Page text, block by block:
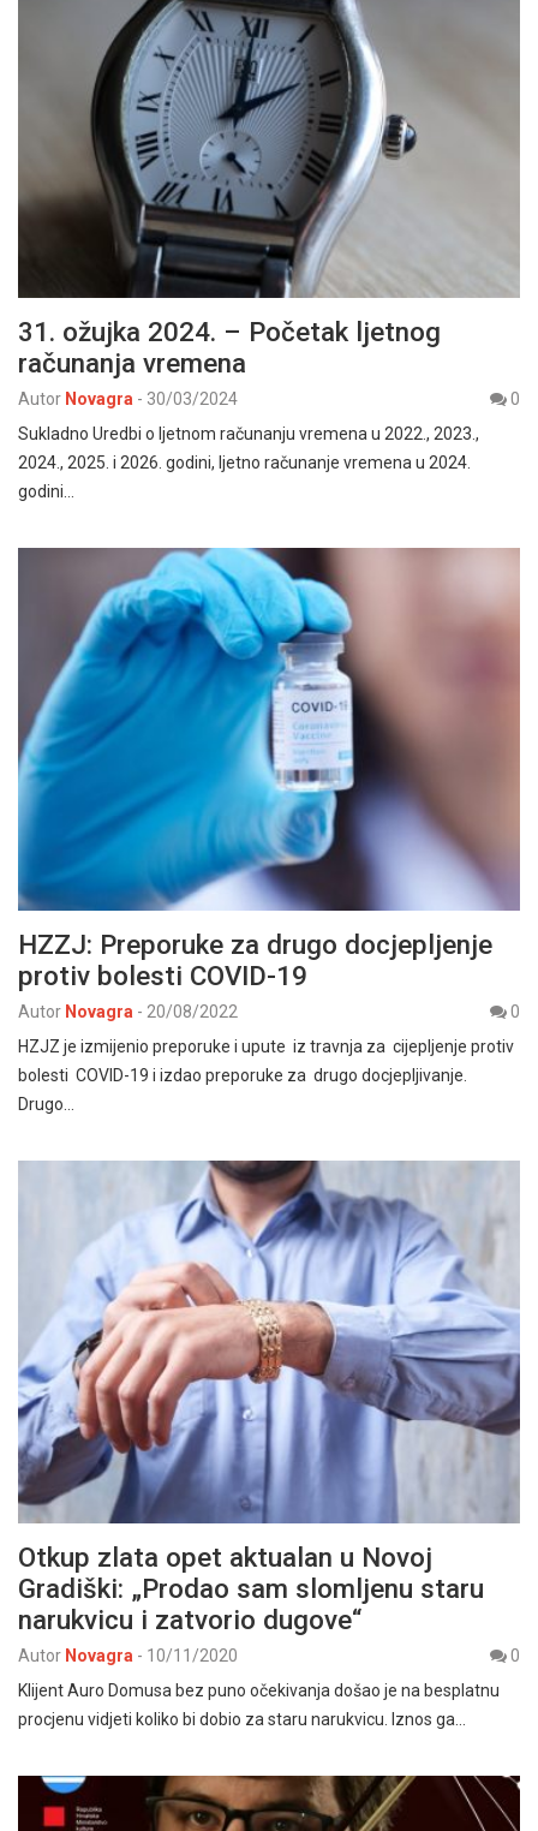
31. ožujka 2024. – Početak ljetnog
računanja vremena
Autor Novagra - 30/03/2024
0
Sukladno Uredbi o ljetnom računanju vremena u 2022., 2023.,
2024., 2025. i 2026. godini, ljetno računanje vremena u 2024.
godini…
HZZJ: Preporuke za drugo docjepljenje
protiv bolesti COVID-19
Autor Novagra - 20/08/2022
0
HZJZ je izmijenio preporuke i upute iz travnja za cijepljenje protiv
bolesti COVID-19 i izdao preporuke za drugo docjepljivanje.
Drugo…
Otkup zlata opet aktualan u Novoj
Gradiški: „Prodao sam slomljenu staru
narukvicu i zatvorio dugove“
Autor Novagra - 10/11/2020
0
Klijent Auro Domusa bez puno očekivanja došao je na besplatnu
procjenu vidjeti koliko bi dobio za staru narukvicu. Iznos ga…